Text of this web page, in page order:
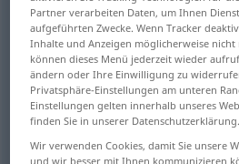
Übersicht aller
(Für mehr Details die Übersetzung
aussprechen
erklären für, bezeichnen als
Partner verarbeiten Daten, um Ihnen
aufgeführten Zwecke. Wenn Tracker
Inhalte und Anzeigen möglicherweise nicht
können dieses Menü jederzeit wieder
ändern oder Ihre Einwilligung zu
Privatsphäre-Einstellungen am unteren
Einstellungen gelten innerhalb unseres
finden Sie in unserer Datenschutzerklärung.
Wir verwenden Cookies, damit Sie unsere
und wir besser mit Ihnen kommunizieren